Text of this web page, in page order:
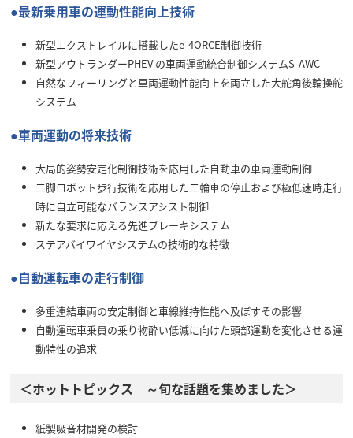
●最新乗用車の運動性能向上技術
新型エクストレイルに搭載したe-4ORCE制御技術
新型アウトランダーPHEV の車両運動統合制御システムS-AWC
自然なフィーリングと車両運動性能向上を両立した大舵角後輪操舵
システム
●車両運動の将来技術
大局的姿勢安定化制御技術を応用した自動車の車両運動制御
二脚ロボット歩行技術を応用した二輪車の停止および極低速時走行
時に自立可能なバランスアシスト制御
新たな要求に応える先進ブレーキシステム
ステアバイワイヤシステムの技術的な特徴
●自動運転車の走行制御
多重連結車両の安定制御と車線維持性能へ及ぼすその影響
自動運転車乗員の乗り物酔い低減に向けた頭部運動を変化させる運
動特性の追求
＜ホットトピックス ～旬な話題を集めました＞
紙製吸音材開発の検討